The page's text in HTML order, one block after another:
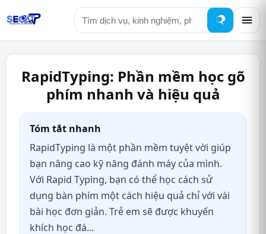
Tìm
kiếm
RapidTyping: Phần mềm học gõ
phím nhanh và hiệu quả
Tóm tắt nhanh
RapidTyping là một phần mềm tuyệt vời giúp
bạn nâng cao kỹ năng đánh máy của mình.
Với Rapid Typing, bạn có thể học cách sử
dụng bàn phím một cách hiệu quả chỉ với vài
bài học đơn giản. Trẻ em sẽ được khuyến
khích học đá...